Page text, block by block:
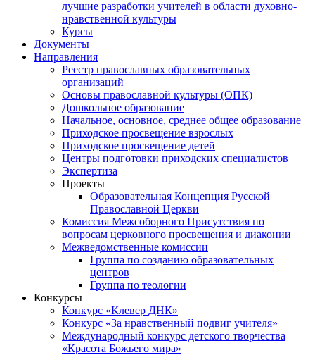
лучшие разработки учителей в области духовно-
нравственной культуры
Курсы
Документы
Направления
Реестр православных образовательных
организаций
Основы православной культуры (ОПК)
Дошкольное образование
Начальное, основное, среднее общее образование
Приходское просвещение взрослых
Приходское просвещение детей
Центры подготовки приходских специалистов
Экспертиза
Проекты
Образовательная Концепция Русской
Православной Церкви
Комиссия Межсоборного Присутствия по
вопросам церковного просвещения и диаконии
Межведомственные комиссии
Группа по созданию образовательных
центров
Группа по теологии
Конкурсы
Конкурс «Клевер ДНК»
Конкурс «За нравственный подвиг учителя»
Международный конкурс детского творчества
«Красота Божьего мира»